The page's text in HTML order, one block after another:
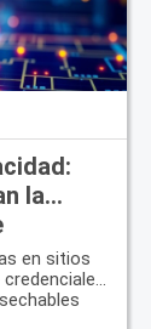
la
en sitios